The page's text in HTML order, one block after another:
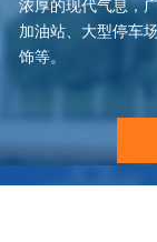
浓厚的现代气息，
加油站、大型停车
饰等。